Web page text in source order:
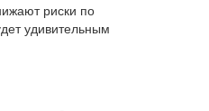
риски по
удивительным